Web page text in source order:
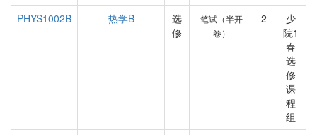
PHYS1002B
热学B
选
修
笔试（半开
卷）
2
少
院1
春
选
修
课
程
组